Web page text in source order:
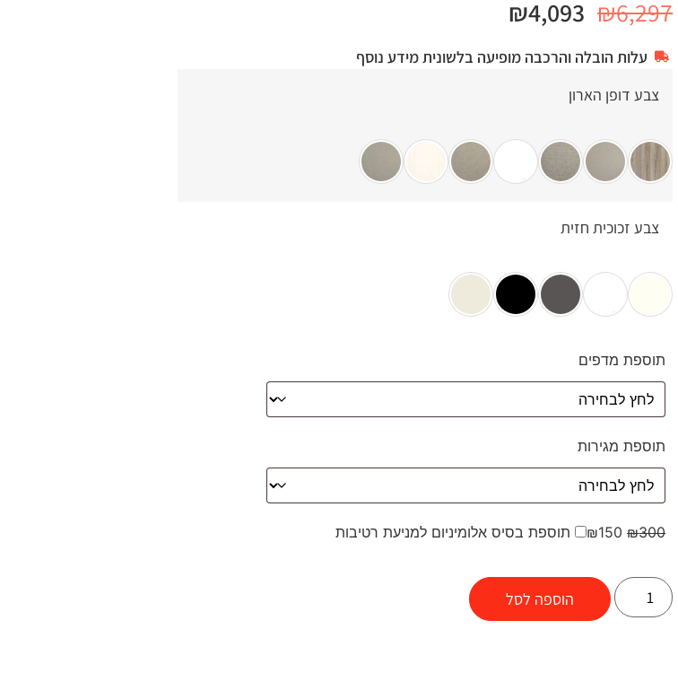
₪6,297
₪4,093
עלות הובלה והרכבה מופיעה בלשונית מידע נוסף
צבע דופן הארון
צבע זכוכית חזית
תוספת מדפים
תוספת מגירות
תוספת בסיס אלומיניום למניעת רטיבות ₪300
₪150
הוספה לסל